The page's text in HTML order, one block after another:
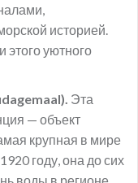
историей.
этого уютного
Эта
— объект
крупная в мире
году, она до сих
воды в регионе.